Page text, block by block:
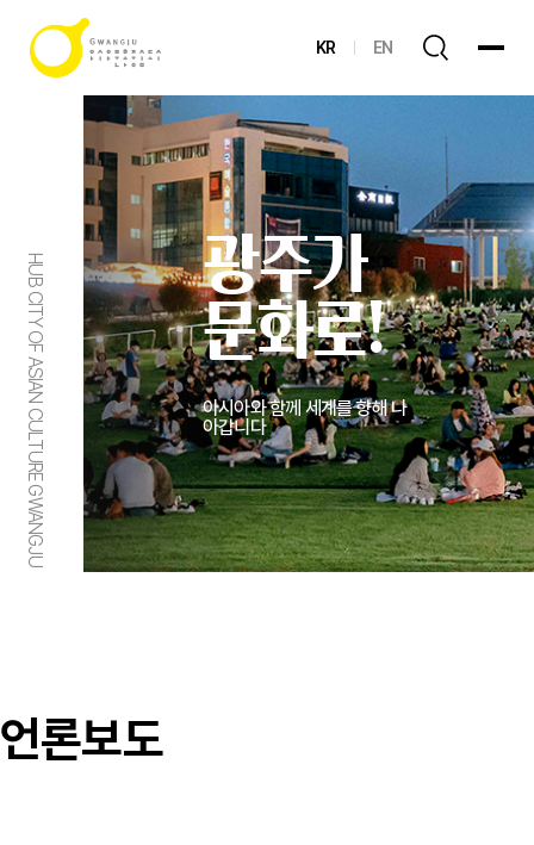
KR EN
HUB CITY OF ASIAN CULTURE GWANGJU
광주가
문화로!
아시아와 함께 세계를 향해 나
아갑니다
언론보도